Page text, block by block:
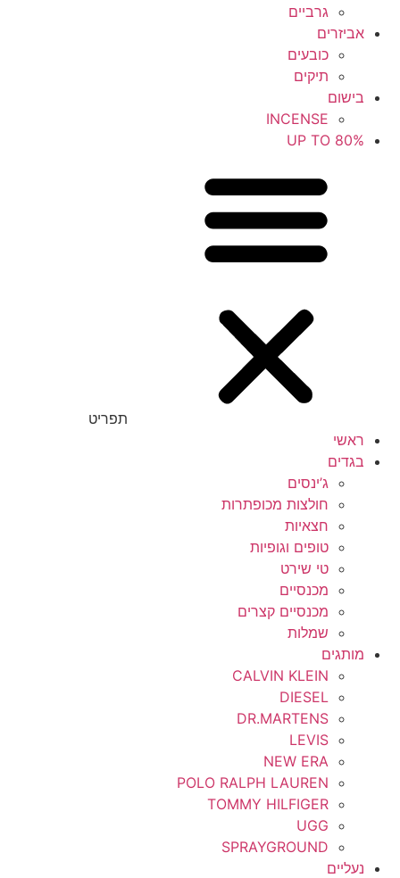
גרביים
אביזרים
כובעים
תיקים
בישום
INCENSE
UP TO 80%
תפריט
ראשי
בגדים
ג’ינסים
חולצות מכופתרות
חצאיות
טופים וגופיות
טי שירט
מכנסיים
מכנסיים קצרים
שמלות
מותגים
CALVIN KLEIN
DIESEL
DR.MARTENS
LEVIS
NEW ERA
POLO RALPH LAUREN
TOMMY HILFIGER
UGG
SPRAYGROUND
נעליים